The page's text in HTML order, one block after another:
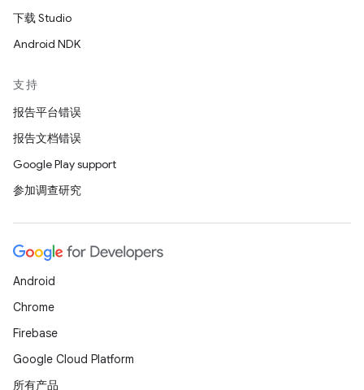
下载 Studio
Android NDK
支持
报告平台错误
报告文档错误
Google Play support
参加调查研究
Android
Chrome
Firebase
Google Cloud Platform
所有产品